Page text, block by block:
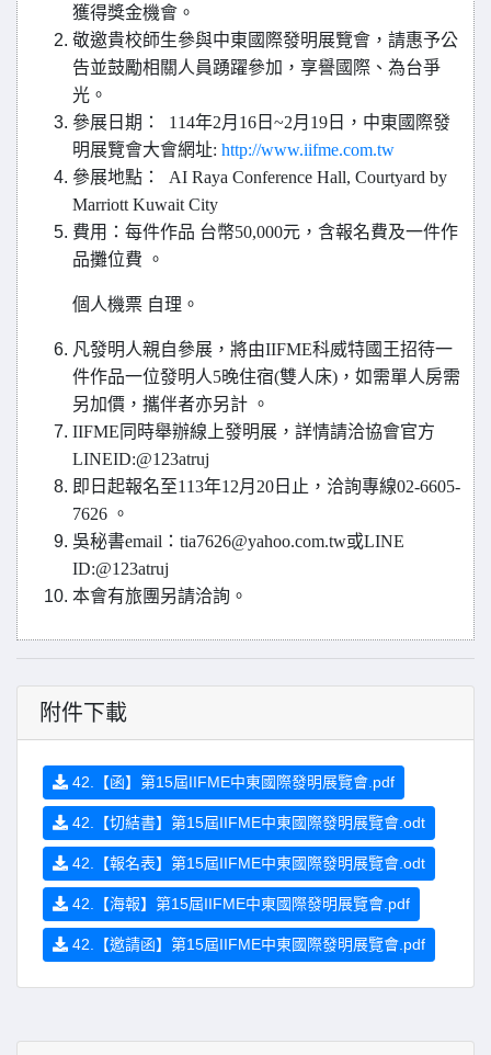
獲得獎金機會。
敬邀貴校師生參與中東國際發明展覽會，請惠予公
告並鼓勵相關人員踴躍參加，享譽國際、為台爭
光。
參展日期： 114年2月16日~2月19日，中東國際發
明展覽會大會網址: http://www.iifme.com.tw
參展地點： AI Raya Conference Hall, Courtyard by
Marriott Kuwait City
費用：每件作品 台幣50,000元，含報名費及一件作
品攤位費 。
個人機票 自理。
凡發明人親自參展，將由IIFME科威特國王招待一
件作品一位發明人5晚住宿(雙人床)，如需單人房需
另加價，攜伴者亦另計 。
IIFME 同時舉辦線上發明展，詳情請洽協會官方
LINEID:@123atruj
即日起報名至113年12月20日止，洽詢專線02-6605-
7626 。
吳秘書email：tia7626@yahoo.com.tw或LINE
ID:@123atruj
本會有旅團另請洽詢。
附件下載
42.【函】第15屆IIFME中東國際發明展覽會.pdf
42.【切結書】第15屆IIFME中東國際發明展覽會.odt
42.【報名表】第15屆IIFME中東國際發明展覽會.odt
42.【海報】第15屆IIFME中東國際發明展覽會.pdf
42.【邀請函】第15屆IIFME中東國際發明展覽會.pdf